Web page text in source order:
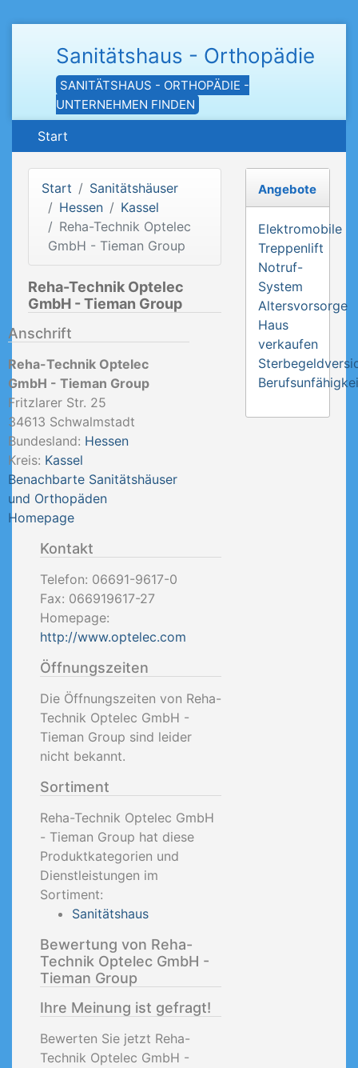
Sanitätshaus - Orthopädie
SANITÄTSHAUS - ORTHOPÄDIE -
UNTERNEHMEN FINDEN
Start
Start
Sanitätshäuser
Hessen
Kassel
Reha-Technik Optelec
GmbH - Tieman Group
Reha-Technik Optelec
GmbH - Tieman Group
Anschrift
Reha-Technik Optelec
GmbH - Tieman Group
Fritzlarer Str. 25
34613 Schwalmstadt
Bundesland: Hessen
Kreis: Kassel
Benachbarte Sanitätshäuser
und Orthopäden
Homepage
Kontakt
Telefon: 06691-9617-0
Fax: 066919617-27
Homepage:
http://www.optelec.com
Öffnungszeiten
Die Öffnungszeiten von Reha-
Technik Optelec GmbH -
Tieman Group sind leider
nicht bekannt.
Sortiment
Reha-Technik Optelec GmbH
- Tieman Group hat diese
Produktkategorien und
Dienstleistungen im
Sortiment:
Sanitätshaus
Bewertung von Reha-
Technik Optelec GmbH -
Tieman Group
Ihre Meinung ist gefragt!
Bewerten Sie jetzt Reha-
Technik Optelec GmbH -
Angebote
Elektromobile
Treppenlift
Notruf-
System
Altersvorsorge
Haus
verkaufen